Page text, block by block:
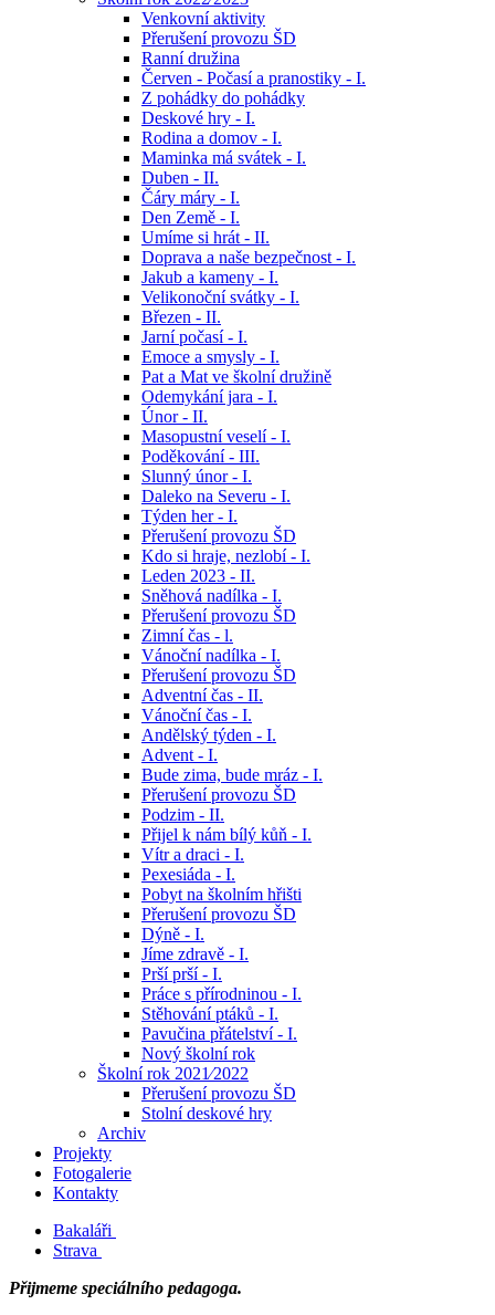
Venkovní aktivity
Přerušení provozu ŠD
Ranní družina
Červen - Počasí a pranostiky - I.
Z pohádky do pohádky
Deskové hry - I.
Rodina a domov - I.
Maminka má svátek - I.
Duben - II.
Čáry máry - I.
Den Země - I.
Umíme si hrát - II.
Doprava a naše bezpečnost - I.
Jakub a kameny - I.
Velikonoční svátky - I.
Březen - II.
Jarní počasí - I.
Emoce a smysly - I.
Pat a Mat ve školní družině
Odemykání jara - I.
Únor - II.
Masopustní veselí - I.
Poděkování - III.
Slunný únor - I.
Daleko na Severu - I.
Týden her - I.
Přerušení provozu ŠD
Kdo si hraje, nezlobí - I.
Leden 2023 - II.
Sněhová nadílka - I.
Přerušení provozu ŠD
Zimní čas - l.
Vánoční nadílka - I.
Přerušení provozu ŠD
Adventní čas - II.
Vánoční čas - I.
Andělský týden - I.
Advent - I.
Bude zima, bude mráz - I.
Přerušení provozu ŠD
Podzim - II.
Přijel k nám bílý kůň - I.
Vítr a draci - I.
Pexesiáda - I.
Pobyt na školním hřišti
Přerušení provozu ŠD
Dýně - I.
Jíme zdravě - I.
Prší prší - I.
Práce s přírodninou - I.
Stěhování ptáků - I.
Pavučina přátelství - I.
Nový školní rok
Školní rok 2021⁄2022
Přerušení provozu ŠD
Stolní deskové hry
Archiv
Projekty
Fotogalerie
Kontakty
Bakaláři
Strava
Přijmeme speciálního pedagoga.